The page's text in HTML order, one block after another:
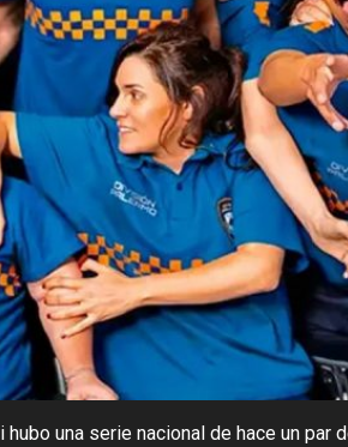
hubo una serie nacional de hace un